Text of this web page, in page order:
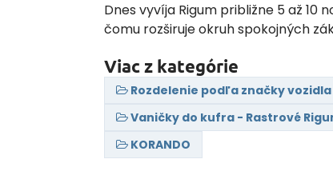
Dnes vyvíja Rigum približne 5 až
čomu rozširuje okruh spokojných
Viac z kategórie
Rozdelenie podľa značky vozidla
Vaničky do kufra - Rastrové
KORANDO